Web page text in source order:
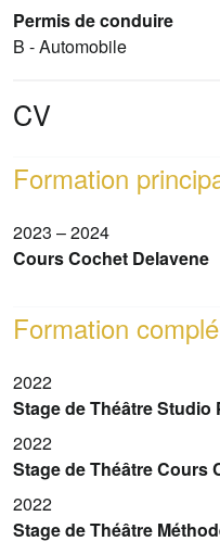
Permis de conduire
B - Automobile
CV
Formation
2023 – 2024
Cours Cochet Delavene
Formation
2022
Stage de Théâtre Studio
2022
Stage de Théâtre Cours
2022
Stage de Théâtre